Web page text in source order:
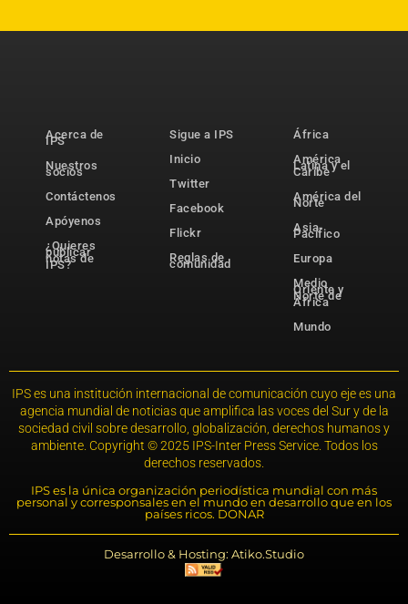
Acerca de
IPS
Nuestros
socios
Contáctenos
Apóyenos
¿Quieres
publicar
notas de
IPS?
Sigue a IPS
Inicio
Twitter
Facebook
Flickr
Reglas de
comunidad
África
América
Latina y el
Caribe
América del
Norte
Asia-
Pacífico
Europa
Medio
Oriente y
Norte de
África
Mundo
IPS es una institución internacional de comunicación cuyo eje es una
agencia mundial de noticias que amplifica las voces del Sur y de la
sociedad civil sobre desarrollo, globalización, derechos humanos y
ambiente. Copyright © 2025 IPS-Inter Press Service. Todos los
derechos reservados.
IPS es la única organización periodística mundial con más
personal y corresponsales en el mundo en desarrollo que en los
países ricos. DONAR
Desarrollo & Hosting: Atiko.Studio